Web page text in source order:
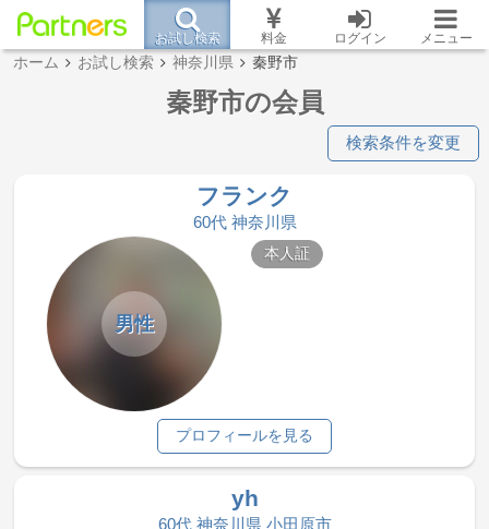
お試し検索 料金 ログイン メニュー
ホーム お試し検索 神奈川県 秦野市
秦野市の会員
検索条件を変更
フランク
60代 神奈川県
男性
本人証
プロフィールを見る
yh
60代 神奈川県 小田原市